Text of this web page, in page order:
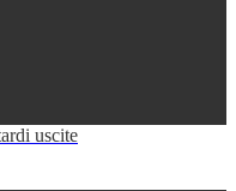
uscite